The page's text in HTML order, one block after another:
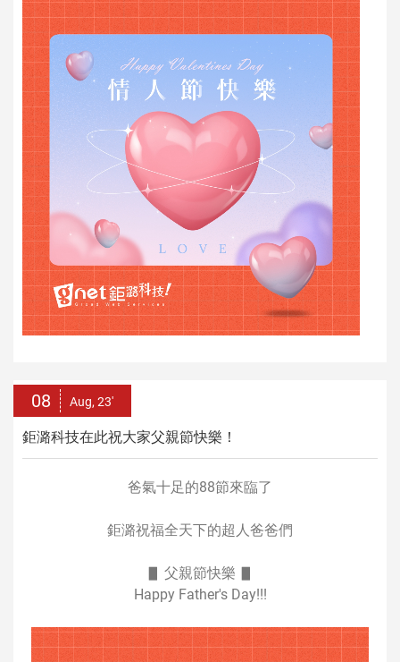
鉅潞科技在此祝大家父親節快樂！
08 Aug, 23'
爸氣十足的88節來臨了
鉅潞祝福全天下的超人爸爸們
▋ 父親節快樂 ▋
Happy Father's Day!!!